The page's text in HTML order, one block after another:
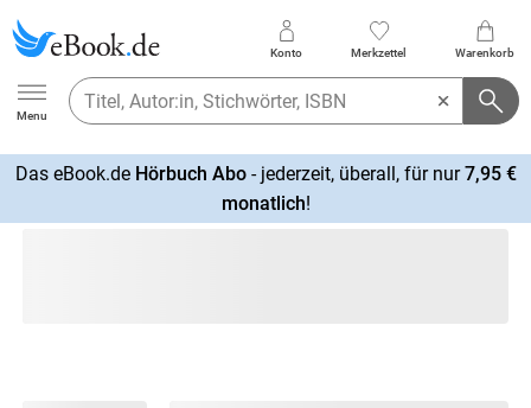
Ebook.de
Menu
Konto Merkzettel Warenkorb
Das eBook.de Hörbuch Abo- jederzeit, überall, für nur7,95 €
monatlich!